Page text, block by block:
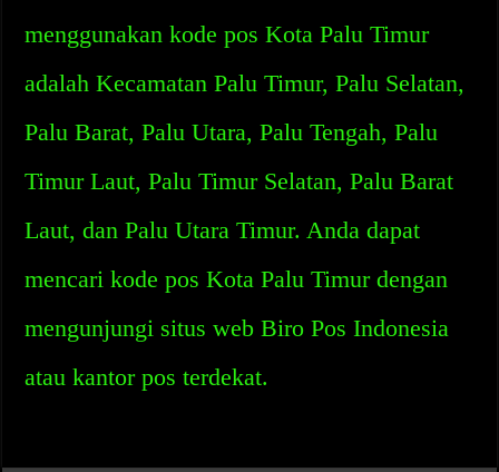
menggunakan kode pos Kota Palu Timur
adalah Kecamatan Palu Timur, Palu Selatan,
Palu Barat, Palu Utara, Palu Tengah, Palu
Timur Laut, Palu Timur Selatan, Palu Barat
Laut, dan Palu Utara Timur. Anda dapat
mencari kode pos Kota Palu Timur dengan
mengunjungi situs web Biro Pos Indonesia
atau kantor pos terdekat.